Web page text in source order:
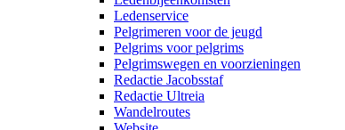
Ledenservice
Pelgrimeren voor de jeugd
Pelgrims voor pelgrims
Pelgrimswegen en voorzieningen
Redactie Jacobsstaf
Redactie Ultreia
Wandelroutes